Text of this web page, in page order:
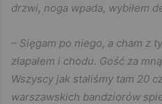
drzwi, noga wpada, wybiłem
– Sięgam po niego, a cham z
złapałem i chodu. Gość za
Wszyscy jak staliśmy tam 20
warszawskich bandziorów